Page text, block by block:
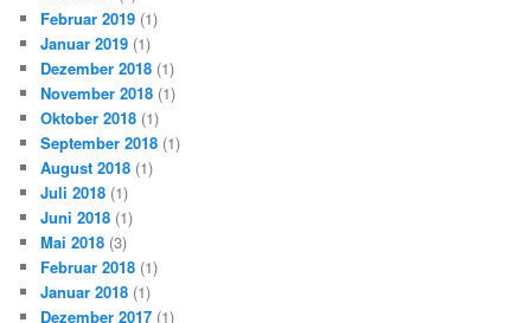
Februar 2019 (1)
Januar 2019 (1)
Dezember 2018 (1)
November 2018 (1)
Oktober 2018 (1)
September 2018 (1)
August 2018 (1)
Juli 2018 (1)
Juni 2018 (1)
Mai 2018 (3)
Februar 2018 (1)
Januar 2018 (1)
Dezember 2017 (1)